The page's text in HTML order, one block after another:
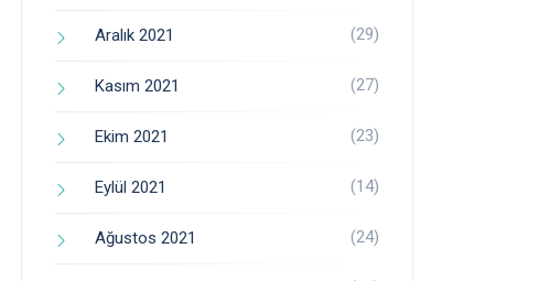
Aralık 2021 (29)
Kasım 2021 (27)
Ekim 2021 (23)
Eylül 2021 (14)
Ağustos 2021 (24)